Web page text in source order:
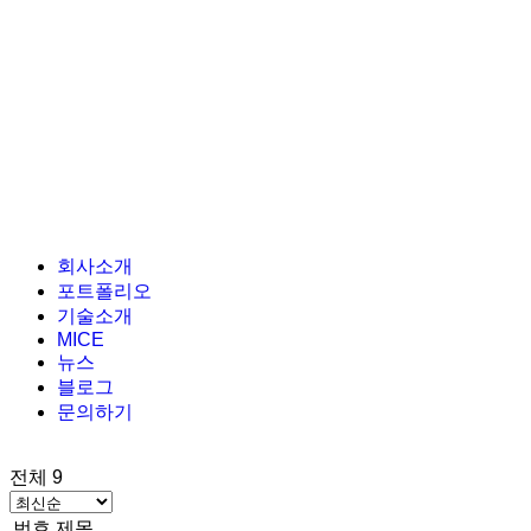
회사소개
포트폴리오
기술소개
MICE
뉴스
블로그
문의하기
전체 9